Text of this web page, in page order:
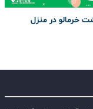
خرمالو در منزل